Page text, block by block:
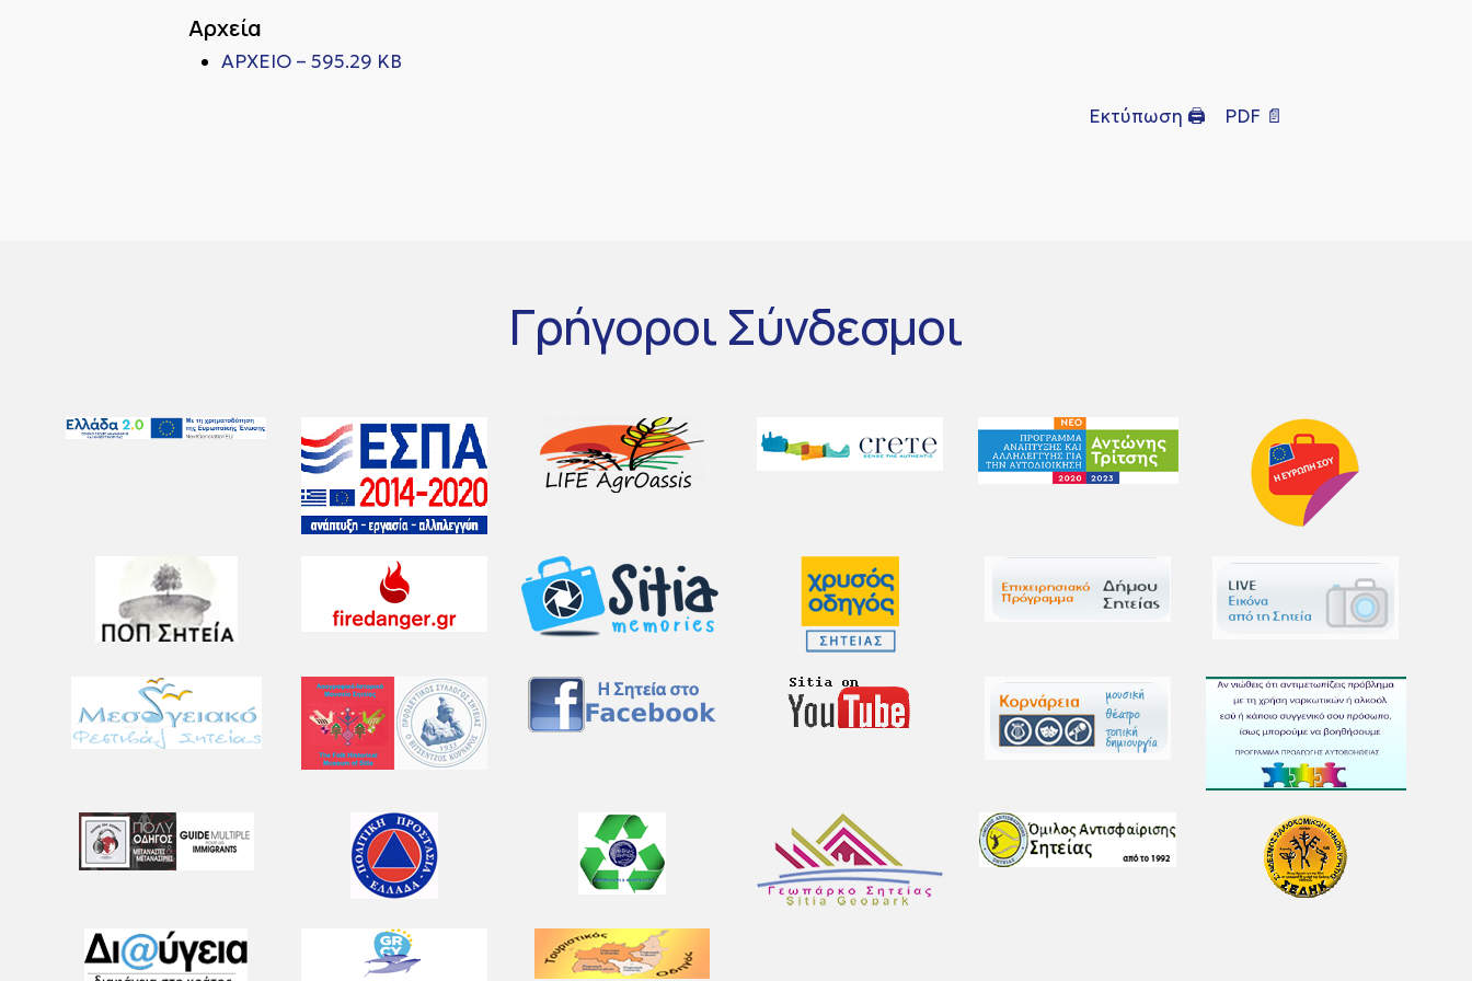
Αρχεία
ΑΡΧΕΙΟ – 595.29 KB
Εκτύπωση 🖨 PDF 📄
Γρήγοροι Σύνδεσμοι